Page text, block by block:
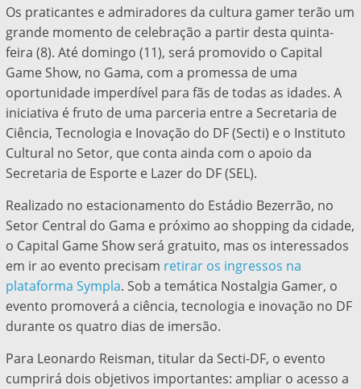
Os praticantes e admiradores da cultura gamer terão um
grande momento de celebração a partir desta quinta-
feira (8). Até domingo (11), será promovido o Capital
Game Show, no Gama, com a promessa de uma
oportunidade imperdível para fãs de todas as idades. A
iniciativa é fruto de uma parceria entre a Secretaria de
Ciência, Tecnologia e Inovação do DF (Secti) e o Instituto
Cultural no Setor, que conta ainda com o apoio da
Secretaria de Esporte e Lazer do DF (SEL).
Realizado no estacionamento do Estádio Bezerrão, no
Setor Central do Gama e próximo ao shopping da cidade,
o Capital Game Show será gratuito, mas os interessados
em ir ao evento precisam retirar os ingressos na
plataforma Sympla. Sob a temática Nostalgia Gamer, o
evento promoverá a ciência, tecnologia e inovação no DF
durante os quatro dias de imersão.
Para Leonardo Reisman, titular da Secti-DF, o evento
cumprirá dois objetivos importantes: ampliar o acesso a